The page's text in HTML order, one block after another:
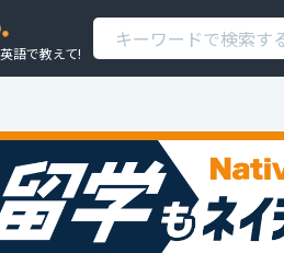
語で教えて!